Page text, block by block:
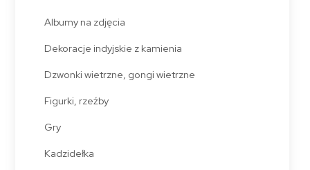
Albumy na zdjęcia
Dekoracje indyjskie z kamienia
Dzwonki wietrzne, gongi wietrzne
Figurki, rzeźby
Gry
Kadzidełka